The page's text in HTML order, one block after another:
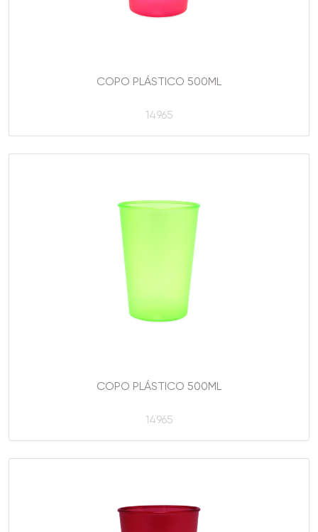
COPO PLÁSTICO 500ML
14965
COPO PLÁSTICO 500ML
14965